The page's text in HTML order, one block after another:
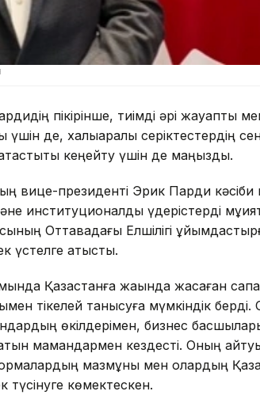
пікірінше, тиімді әрі жауапты
де, халықаралық серіктестердің
кеңейту үшін де маңызды.
вице-президенті Эрик Парди кәсіби
институционалдық үдерістерді
Оттавадағы Елшілігі
үстелге қатысты.
Қазақстанға жақында жасаған
тікелей танысуға мүмкіндік
өкілдерімен, бизнес
мамандармен кездесті. Оның
мазмұны мен олардың
көмектескен.